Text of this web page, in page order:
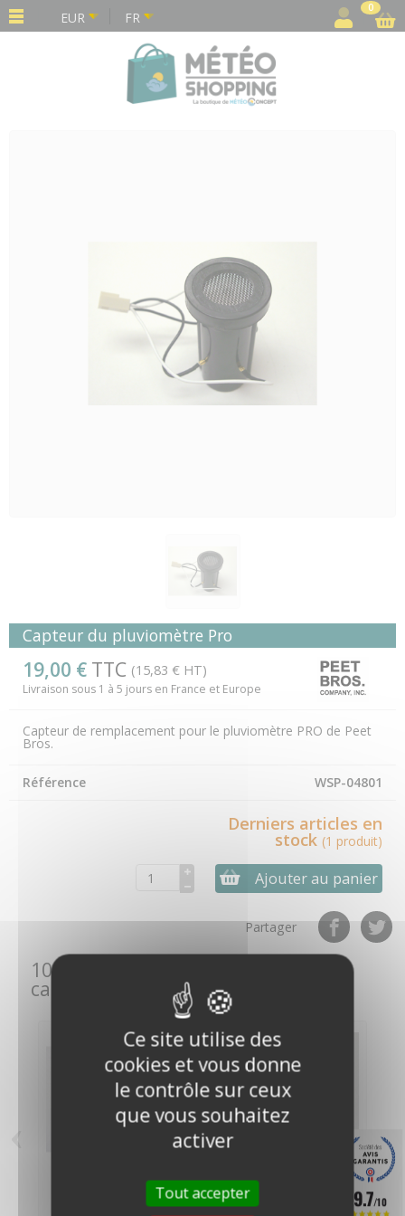
EUR FR
0
Capteur du pluviomètre Pro
19,00 € TTC (15,83 € HT)
Livraison sous 1 à 5 jours en France et Europe
Capteur de remplacement pour le pluviomètre PRO de Peet
Bros.
Référence WSP-04801
Derniers articles en
stock (1 produit)
Ajouter au panier
Partager
10 autres produits de la même
catégorie :
Coupelles pour
anémomètre Peet-
Filtre RF 6
conducteurs
›
9.7/10
Panneau de gestion des cookies
Ce site utilise des
cookies et vous donne
le contrôle sur ceux
que vous souhaitez
activer
Tout accepter